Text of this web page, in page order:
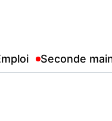
Seconde